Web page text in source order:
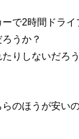
で2時間ドライ
うか？
りしないだろ
のほうが安い